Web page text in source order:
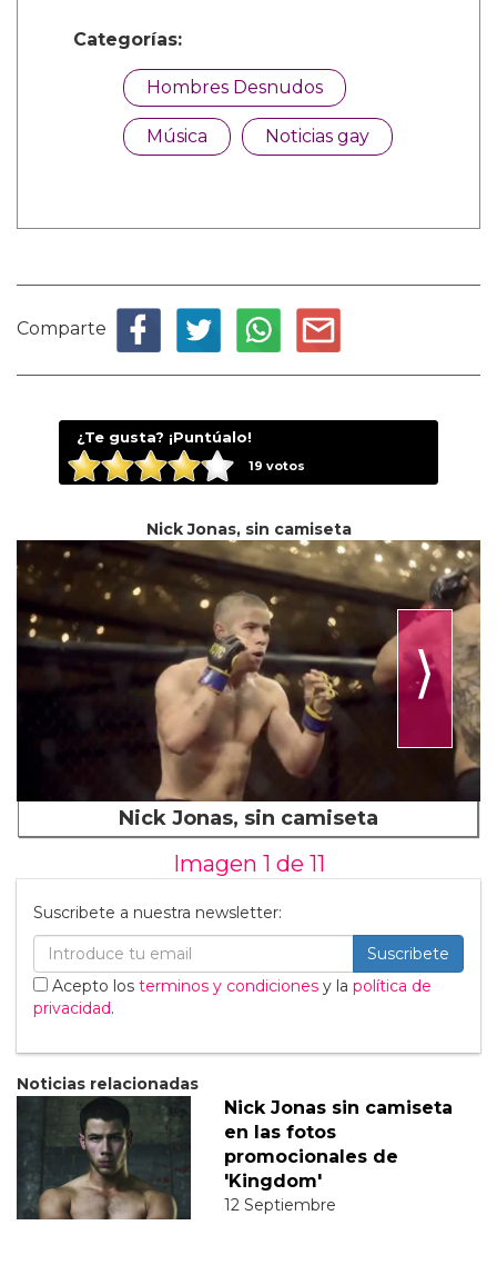
Categorías:
Hombres Desnudos
Música Noticias gay
Comparte
¿Te gusta? ¡Puntúalo!
19 votos
Nick Jonas, sin camiseta
⟩
Nick Jonas, sin camiseta
Imagen 1 de 11
Suscribete a nuestra newsletter:
Suscribete
Acepto los terminos y condiciones y la política de
privacidad.
Noticias relacionadas
Nick Jonas sin camiseta
en las fotos
promocionales de
'Kingdom'
12 Septiembre